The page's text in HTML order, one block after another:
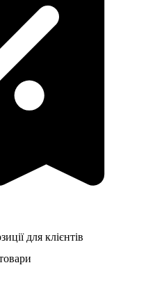
для клієнтів